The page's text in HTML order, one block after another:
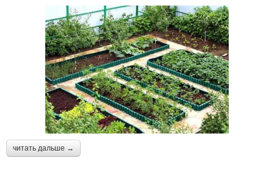
читать дальше →